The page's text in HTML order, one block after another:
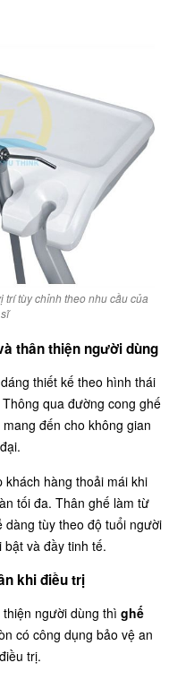
trí tùy chỉnh theo nhu cầu của
thân thiện người dùng
thiết kế theo hình thái
qua đường cong ghế
đến cho không gian
khách hàng thoải mái khi
tối đa. Thân ghế làm từ
dàng tùy theo độ tuổi người
và đầy tinh tế.
khi điều trị
người dùng thì ghế
có công dụng bảo vệ an
trị.